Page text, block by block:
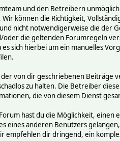
und den Betreibern
können die Richtigkeit,
nicht notwendigerweise die der
die geltenden Forumregeln
es sich hierbei um ein manuelles
von dir geschriebenen Beiträge
zu halten. Die Betreiber
die von diesem Dienst
hast du die Möglichkeit, einen
eines anderen Benutzers
empfehlen dir dringend, ein